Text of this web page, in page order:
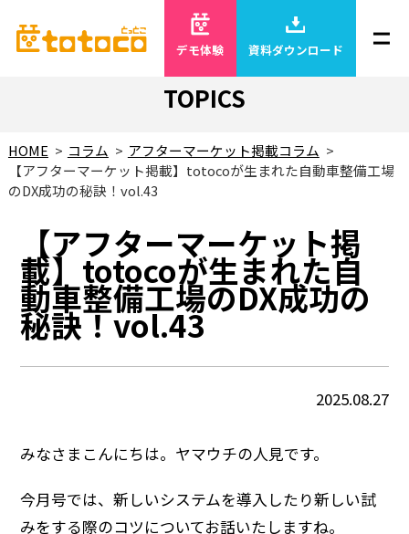
デモ体験 資料ダウンロード
TOPICS
HOME コラム
アフターマーケット掲載コラム
【アフターマーケット掲載】totocoが生まれた自動車整備工場
のDX成功の秘訣！vol.43
【アフターマーケット掲
載】totocoが生まれた自
動車整備工場のDX成功の
秘訣！vol.43
2025.08.27
みなさまこんにちは。ヤマウチの人見です。
今月号では、新しいシステムを導入したり新しい試
みをする際のコツについてお話いたしますね。